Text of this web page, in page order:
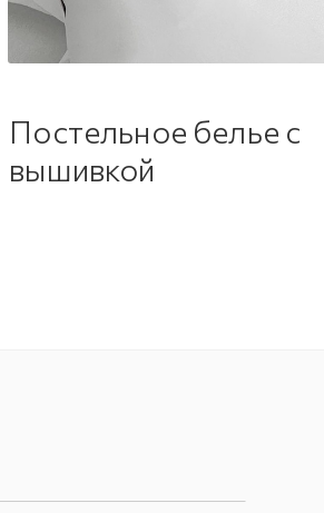
Постельное белье с
вышивкой